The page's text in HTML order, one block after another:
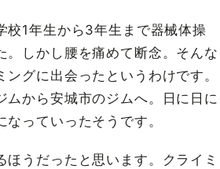
校1年生から3年生まで器械体操
。しかし腰を痛めて断念。そんな
グに出会ったというわけです。
ムから安城市のジムへ。日に日に
っていったそうです。
ほうだったと思います。クライミ